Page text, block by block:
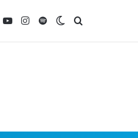
FacebookYouTubeInstagram
SpotifySwitch skin